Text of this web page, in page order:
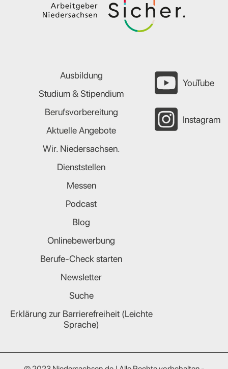
Ausbildung
Studium & Stipendium
Berufsvorbereitung
Aktuelle Angebote
Wir. Niedersachsen.
Dienststellen
Messen
Podcast
Blog
Onlinebewerbung
Berufe-Check starten
Newsletter
Suche
Erklärung zur Barrierefreiheit (Leichte
Sprache)
YouTube
Instagram